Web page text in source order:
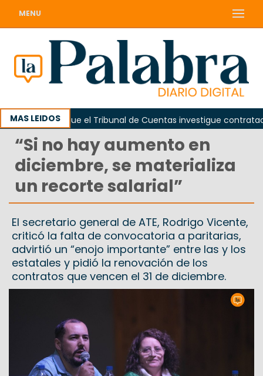
MENU
MAS LEIDOS
Piden que el Tribunal de Cuentas investigue contratación
“Si no hay aumento en
diciembre, se materializa
un recorte salarial”
El secretario general de ATE, Rodrigo Vicente,
criticó la falta de convocatoria a paritarias,
advirtió un “enojo importante” entre las y los
estatales y pidió la renovación de los
contratos que vencen el 31 de diciembre.